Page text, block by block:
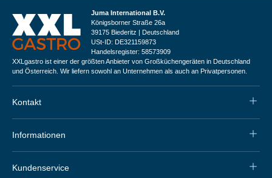
Juma International B.V.
Königsborner Straße 26a
39175 Biederitz | Deutschland
USt-ID: DE321159873
Handelsregister: 58573909
XXLgastro ist einer der größten Anbieter von Großküchengeräten in Deutschland
und Österreich. Wir liefern sowohl an Unternehmen als auch an Privatpersonen.
Kontakt
Informationen
Kundenservice